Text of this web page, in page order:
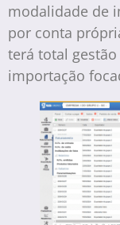
modalidade de
por conta
terá total
importação